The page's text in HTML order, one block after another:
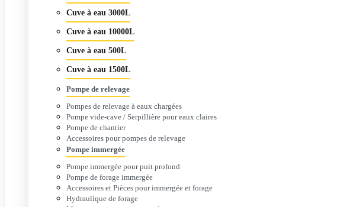
Cuve à eau 3000L
Cuve à eau 10000L
Cuve à eau 500L
Cuve à eau 1500L
Pompe de relevage
Pompes de relevage à eaux chargées
Pompe vide-cave / Serpillière pour eaux claires
Pompe de chantier
Accessoires pour pompes de relevage
Pompe immergée
Pompe immergée pour puit profond
Pompe de forage immergée
Accessoires et Pièces pour immergée et forage
Hydraulique de forage